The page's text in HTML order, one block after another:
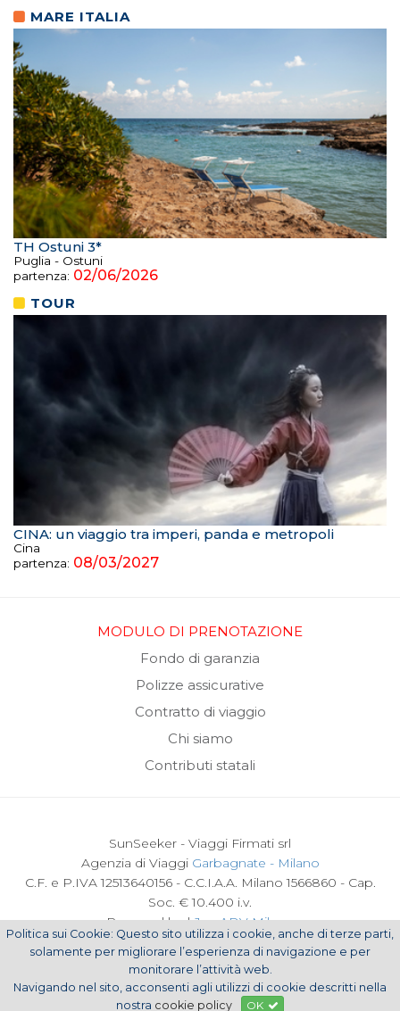
MARE ITALIA
TH Ostuni 3*
Puglia - Ostuni
partenza: 02/06/2026
TOUR
CINA: un viaggio tra imperi, panda e metropoli
Cina
partenza: 08/03/2027
MODULO DI PRENOTAZIONE
Fondo di garanzia
Polizze assicurative
Contratto di viaggio
Chi siamo
Contributi statali
SunSeeker - Viaggi Firmati srl
Agenzia di Viaggi Garbagnate - Milano
C.F. e P.IVA 12513640156 - C.C.I.A.A. Milano 1566860 - Cap.
Soc. € 10.400 i.v.
Powered by |Joy ADV Milano
Cookie Policy
Privacy Policy
Politica sui Cookie: Questo sito utilizza i cookie, anche di terze parti,
solamente per migliorare l’esperienza di navigazione e per
monitorare l’attività web.
Navigando nel sito, acconsenti agli utilizzi di cookie descritti nella
nostra cookie policy OK